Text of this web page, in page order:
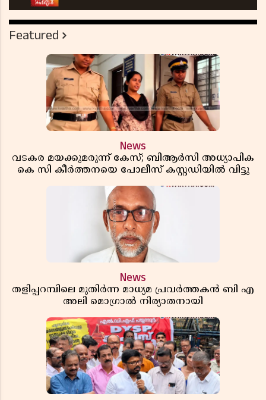
Featured
News
വടകര മയക്കുമരുന്ന് കേസ്; ബിആർസി അധ്യാപിക
കെ സി കീർത്തനയെ പോലീസ് കസ്റ്റഡിയിൽ വിട്ടു
News
തളിപ്പറമ്പിലെ മുതിർന്ന മാധ്യമ പ്രവർത്തകൻ ബി എ
അലി മൊഗ്രാൽ നിര്യാതനായി